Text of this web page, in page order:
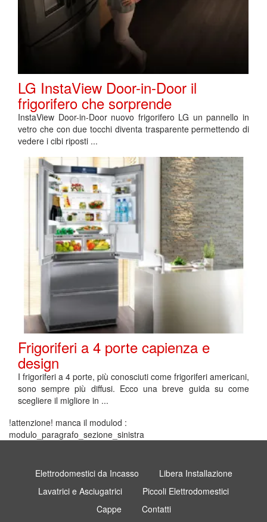
LG InstaView Door-in-Door il
frigorifero che sorprende
InstaView Door-in-Door nuovo frigorifero LG un pannello in
vetro che con due tocchi diventa trasparente permettendo di
vedere i cibi riposti ...
Frigoriferi a 4 porte capienza e
design
I frigoriferi a 4 porte, più conosciuti come frigoriferi americani,
sono sempre più diffusi. Ecco una breve guida su come
scegliere il migliore in ...
!attenzione! manca il modulod :
modulo_paragrafo_sezione_sinistra
Elettrodomestici da Incasso
Libera Installazione
Lavatrici e Asciugatrici
Piccoli Elettrodomestici
Cappe
Contatti